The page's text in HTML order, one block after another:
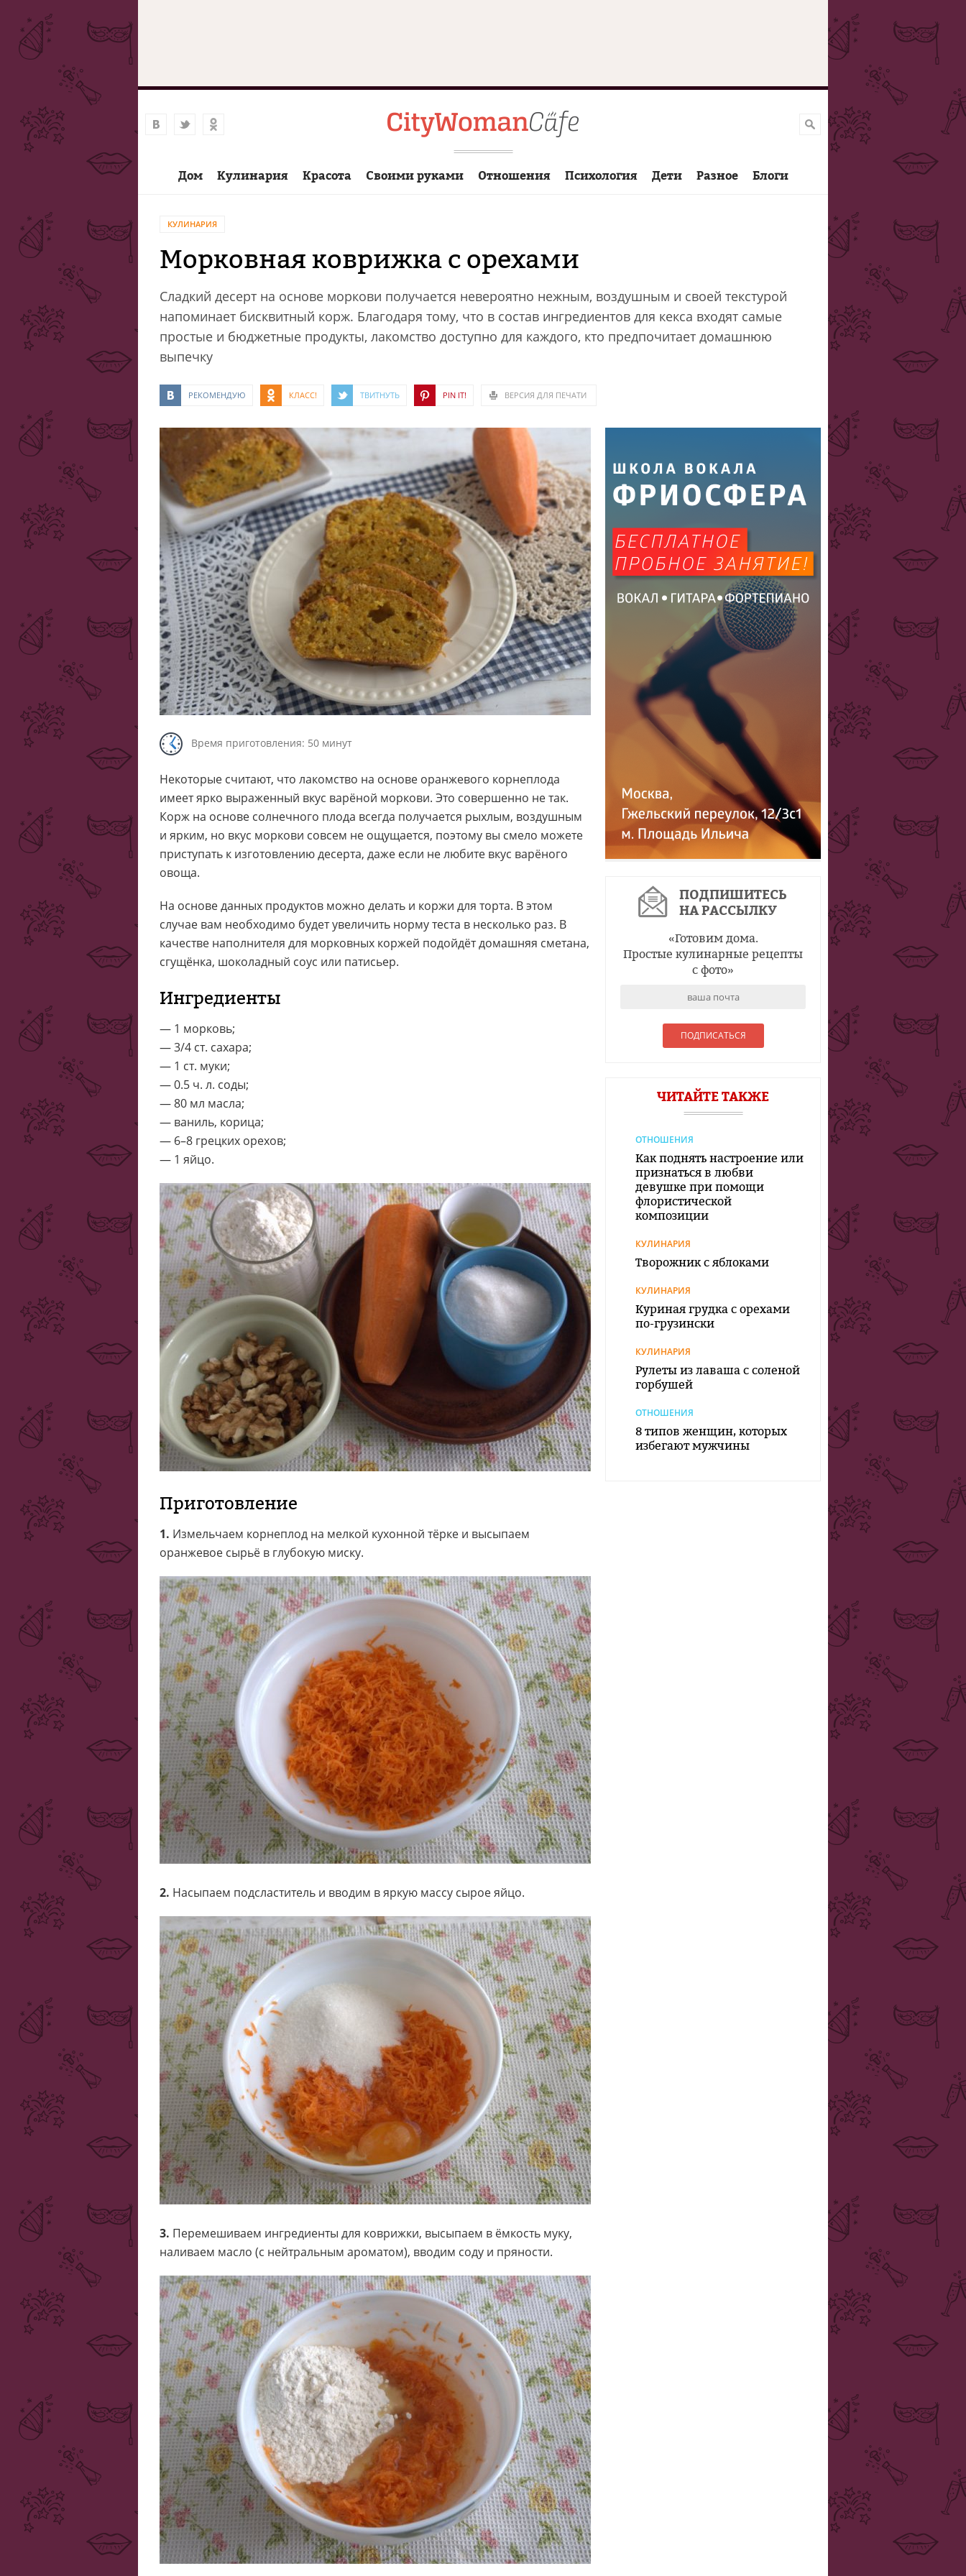
Дом Кулинария Красота Своими руками Отношения Психология Дети Разное Блоги
КУЛИНАРИЯ
Морковная коврижка с орехами
Сладкий десерт на основе моркови получается невероятно нежным, воздушным и своей текстурой
напоминает бисквитный корж. Благодаря тому, что в состав ингредиентов для кекса входят самые
простые и бюджетные продукты, лакомство доступно для каждого, кто предпочитает домашнюю
выпечку
РЕКОМЕНДУЮ КЛАСС! ТВИТНУТЬ PIN IT! ВЕРСИЯ ДЛЯ ПЕЧАТИ
Время приготовления: 50 минут
Некоторые считают, что лакомство на основе оранжевого корнеплода
имеет ярко выраженный вкус варёной моркови. Это совершенно не так.
Корж на основе солнечного плода всегда получается рыхлым, воздушным
и ярким, но вкус моркови совсем не ощущается, поэтому вы смело можете
приступать к изготовлению десерта, даже если не любите вкус варёного
овоща.
На основе данных продуктов можно делать и коржи для торта. В этом
случае вам необходимо будет увеличить норму теста в несколько раз. В
качестве наполнителя для морковных коржей подойдёт домашняя сметана,
сгущёнка, шоколадный соус или патисьер.
Ингредиенты
— 1 морковь;
— 3/4 ст. сахара;
— 1 ст. муки;
— 0.5 ч. л. соды;
— 80 мл масла;
— ваниль, корица;
— 6–8 грецких орехов;
— 1 яйцо.
Приготовление
1. Измельчаем корнеплод на мелкой кухонной тёрке и высыпаем
оранжевое сырьё в глубокую миску.
2. Насыпаем подсластитель и вводим в яркую массу сырое яйцо.
3. Перемешиваем ингредиенты для коврижки, высыпаем в ёмкость муку,
наливаем масло (с нейтральным ароматом), вводим соду и пряности.
ПОДПИШИТЕСЬ
НА РАССЫЛКУ
«Готовим дома.
Простые кулинарные рецепты
с фото»
ЧИТАЙТЕ ТАКЖЕ
ОТНОШЕНИЯ
Как поднять настроение или
признаться в любви
девушке при помощи
флористической
композиции
КУЛИНАРИЯ
Творожник с яблоками
КУЛИНАРИЯ
Куриная грудка с орехами
по-грузински
КУЛИНАРИЯ
Рулеты из лаваша с соленой
горбушей
ОТНОШЕНИЯ
8 типов женщин, которых
избегают мужчины